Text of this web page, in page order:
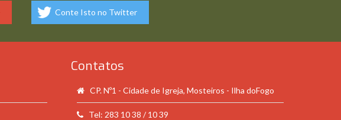
Conte Isto no Twitter
Contatos
CP. Nº1 - Cidade de Igreja, Mosteiros - Ilha doFogo
Tel: 283 10 38 / 10 39